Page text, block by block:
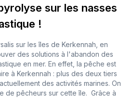
sur les nasses
!
sur les îles de Kerkennah, en
des solutions à l'abandon des
en mer. En effet, la pêche est
à Kerkennah : plus des deux tiers
des activités marines. On
de pêcheurs sur cette île. Grâce à